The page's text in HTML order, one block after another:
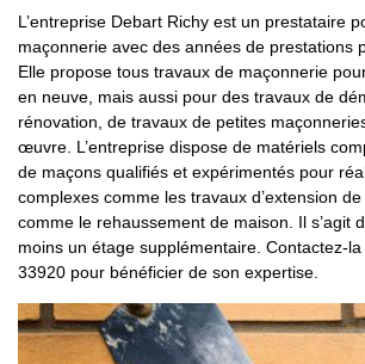
L’entreprise Debart Richy est un prestataire
maçonnerie avec des années de prestations
Elle propose tous travaux de maçonnerie
en neuve, mais aussi pour des travaux de
rénovation, de travaux de petites
œuvre. L’entreprise dispose de matériels
de maçons qualifiés et expérimentés pour
complexes comme les travaux d’extension
comme le rehaussement de maison. Il s’agit
moins un étage supplémentaire. Contactez-la
33920 pour bénéficier de son expertise.